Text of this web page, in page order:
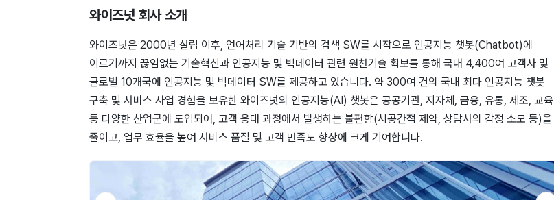
와이즈넛회사 소개
와이즈넛은 2000년 설립 이후, 언어처리 기술 기반의 검색 SW를 시작으로 인공지능 챗봇(Chatbot)에
이르기까지 끊임없는 기술혁신과 인공지능 및 빅데이터 관련 원천기술 확보를 통해 국내 4,400여 고객사 및
글로벌 10개국에 인공지능 및 빅데이터 SW를 제공하고 있습니다. 약 300여 건의 국내 최다 인공지능 챗봇
구축 및 서비스 사업 경험을 보유한 와이즈넛의 인공지능(AI) 챗봇은 공공기관, 지자체, 금융, 유통, 제조, 교육
등 다양한 산업군에 도입되어, 고객 응대 과정에서 발생하는 불편함(시공간적 제약, 상담사의 감정 소모 등)을
줄이고, 업무 효율을 높여 서비스 품질 및 고객 만족도 향상에 크게 기여합니다.